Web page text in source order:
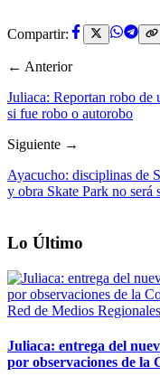
Compartir:
← Anterior
Juliaca: Reportan robo
si fue robo o autorobo
Siguiente →
Ayacucho: disciplinas de
y obra Skate Park no será
Lo Último
Red de Medios Regionales
Juliaca: entrega del
por observaciones de la